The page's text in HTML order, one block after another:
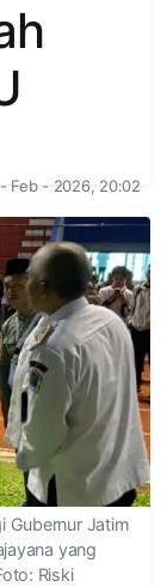
Feb - 2026, 20:02
Gubernur Jatim
yang
Riski